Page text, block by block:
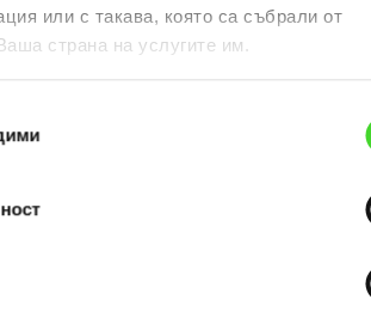
или с такава, която са събрали от
страна на услугите им.
“string”,